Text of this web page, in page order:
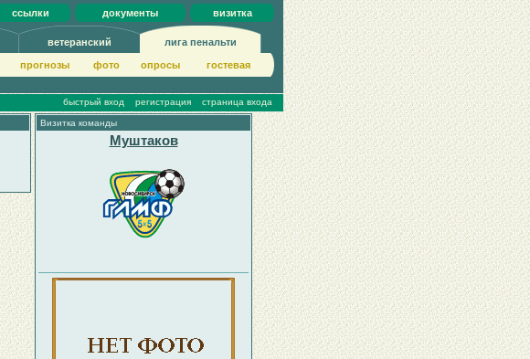
ссылки документы визитка
ветеранский лига пенальти
прогнозы фото опросы гoстeвая
быстрый вход регистрация страница входа
Визитка команды
Муштаков